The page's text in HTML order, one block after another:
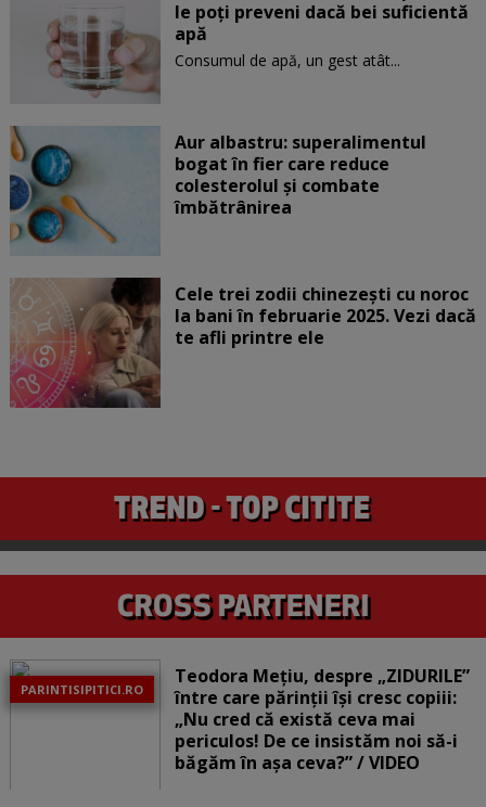
le poți preveni dacă bei suficientă
apă
Consumul de apă, un gest atât...
Aur albastru: superalimentul
bogat în fier care reduce
colesterolul și combate
îmbătrânirea
Cele trei zodii chinezești cu noroc
la bani în februarie 2025. Vezi dacă
te afli printre ele
PARINTISIPITICI.RO
Teodora Mețiu, despre „ZIDURILE”
între care părinții își cresc copiii:
„Nu cred că există ceva mai
periculos! De ce insistăm noi să-i
băgăm în așa ceva?” / VIDEO